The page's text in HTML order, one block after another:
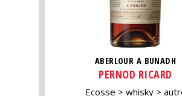
ABERLOUR A BUNADH
PERNOD RICARD
Ecosse whisky